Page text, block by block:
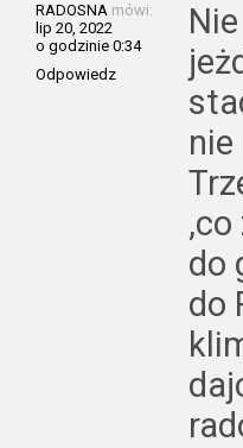
RADOSNA mówi:
lip 20, 2022
o godzinie 0:34
Odpowiedz
,co
do
do